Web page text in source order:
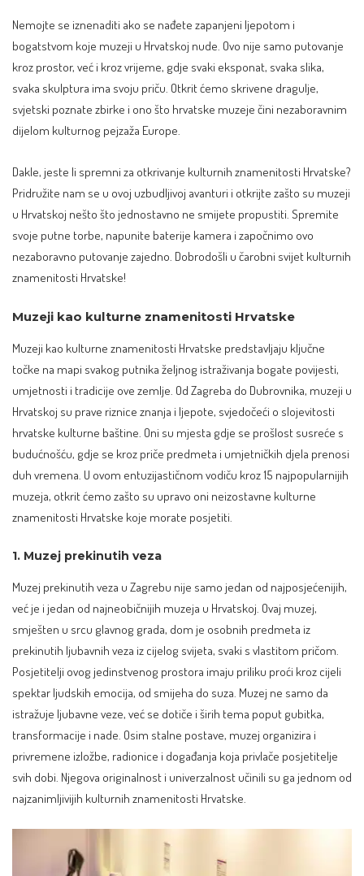
Nemojte se iznenaditi ako se nađete zapanjeni ljepotom i
bogatstvom koje muzeji u Hrvatskoj nude. Ovo nije samo putovanje
kroz prostor, već i kroz vrijeme, gdje svaki eksponat, svaka slika,
svaka skulptura ima svoju priču. Otkrit ćemo skrivene dragulje,
svjetski poznate zbirke i ono što hrvatske muzeje čini nezaboravnim
dijelom kulturnog pejzaža Europe.
Dakle, jeste li spremni za otkrivanje kulturnih znamenitosti Hrvatske?
Pridružite nam se u ovoj uzbudljivoj avanturi i otkrijte zašto su muzeji
u Hrvatskoj nešto što jednostavno ne smijete propustiti. Spremite
svoje putne torbe, napunite baterije kamera i započnimo ovo
nezaboravno putovanje zajedno. Dobrodošli u čarobni svijet kulturnih
znamenitosti Hrvatske!
Muzeji kao kulturne znamenitosti Hrvatske
Muzeji kao kulturne znamenitosti Hrvatske predstavljaju ključne
točke na mapi svakog putnika željnog istraživanja bogate povijesti,
umjetnosti i tradicije ove zemlje. Od Zagreba do Dubrovnika, muzeji u
Hrvatskoj su prave riznice znanja i ljepote, svjedočeći o slojevitosti
hrvatske kulturne baštine. Oni su mjesta gdje se prošlost susreće s
budućnošću, gdje se kroz priče predmeta i umjetničkih djela prenosi
duh vremena. U ovom entuzijastičnom vodiču kroz 15 najpopularnijih
muzeja, otkrit ćemo zašto su upravo oni neizostavne kulturne
znamenitosti Hrvatske koje morate posjetiti.
1. Muzej prekinutih veza
Muzej prekinutih veza u Zagrebu nije samo jedan od najposjećenijih,
već je i jedan od najneobičnijih muzeja u Hrvatskoj. Ovaj muzej,
smješten u srcu glavnog grada, dom je osobnih predmeta iz
prekinutih ljubavnih veza iz cijelog svijeta, svaki s vlastitom pričom.
Posjetitelji ovog jedinstvenog prostora imaju priliku proći kroz cijeli
spektar ljudskih emocija, od smijeha do suza. Muzej ne samo da
istražuje ljubavne veze, već se dotiče i širih tema poput gubitka,
transformacije i nade. Osim stalne postave, muzej organizira i
privremene izložbe, radionice i događanja koja privlače posjetitelje
svih dobi. Njegova originalnost i univerzalnost učinili su ga jednom od
najzanimljivijih kulturnih znamenitosti Hrvatske.